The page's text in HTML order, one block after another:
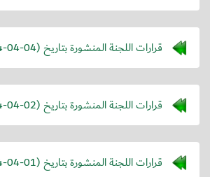
قرارات اللجنة المنشورة بتاريخ (04-04
قرارات اللجنة المنشورة بتاريخ (04-02
قرارات اللجنة المنشورة بتاريخ (04-01